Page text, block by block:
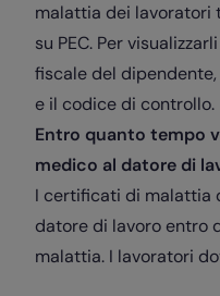
malattia dei lavoratori
su PEC. Per
fiscale del
e il codice di controllo.
Entro quanto tempo
medico al datore di
I certificati di malattia
datore di lavoro entro
malattia. I lavoratori